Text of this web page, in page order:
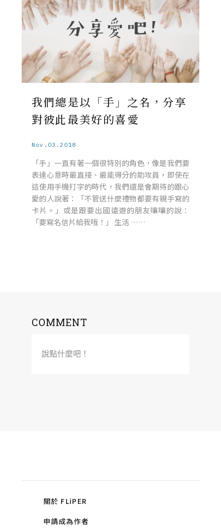
我們總是以「手」之名，分享
對彼此最美好的喜愛
Nov.03.2018
「手」一直有著一個很特別的角色，像是我們要
表達心意時最直接、最能得分的助攻員，即使在
這使用手機打字的時代，我們還是會期待的跟心
愛的人說著：「不管送什麼禮物都要有親手寫的
卡片。」或是跟要出國遠遊的朋友嚷嚷的說：
「要寫名信片給我哦！」 生活 ……
COMMENT
說點什麼吧！
關於 FLiPER
申請成為作者